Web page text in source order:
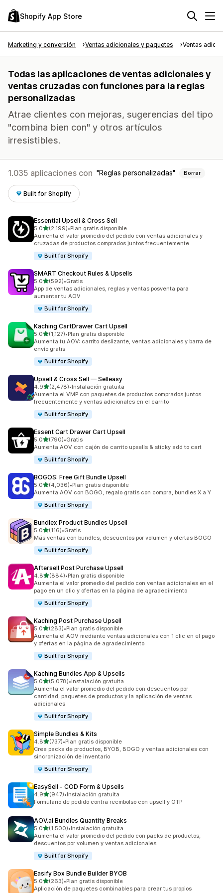
Shopify App Store
Marketing y conversión Ventas adicionales y paquetes Ventas
Todas las aplicaciones de ventas adicionales y
ventas cruzadas con funciones para la reglas
personalizadas
Atrae clientes con mejoras, sugerencias del tipo
"combina bien con" y otros artículos
irresistibles.
1.035 aplicaciones con Reglas personalizadas Borrar
Built for Shopify
Essential Upsell & Cross Sell
5.0de 5 estrellas
(2,199)
2199 reseñas en total
•Plan gratis disponible
Aumenta el valor promedio del pedido con ventas adicionales y
cruzadas de productos comprados juntos frecuentemente
Built for Shopify
SMART Checkout Rules & Upsells
5.0de 5 estrellas
(592)
592 reseñas en total
•Gratis
App de ventas adicionales, reglas y ventas posventa para
aumentar tu AOV
Built for Shopify
Kaching CartDrawer Cart Upsell
5.0de 5 estrellas
(1,127)
1127 reseñas en total
•Plan gratis disponible
Aumenta tu AOV: carrito deslizante, ventas adicionales y barra de
envío gratis
Built for Shopify
Upsell & Cross Sell — Selleasy
4.9de 5 estrellas
(2,478)
2478 reseñas en total
•Instalación gratuita
Aumenta el VMP con paquetes de productos comprados juntos
frecuentemente y ventas adicionales en el carrito
Built for Shopify
Essent Cart Drawer Cart Upsell
5.0de 5 estrellas
(790)
790 reseñas en total
•Gratis
Aumenta AOV con cajón de carrito upsells & sticky add to cart
Built for Shopify
BOGOS: Free Gift Bundle Upsell
5.0de 5 estrellas
(4,036)
4036 reseñas en total
•Plan gratis disponible
Aumenta AOV con BOGO, regalo gratis con compra, bundles X a Y
Built for Shopify
Bundlex Product Bundles Upsell
5.0de 5 estrellas
(116)
116 reseñas en total
•Gratis
Más ventas con bundles, descuentos por volumen y ofertas BOGO
Built for Shopify
Aftersell Post Purchase Upsell
4.8de 5 estrellas
(884)
884 reseñas en total
•Plan gratis disponible
Aumenta el valor promedio del pedido con ventas adicionales en el
pago en un clic y ofertas en la página de agradecimiento
Built for Shopify
Kaching Post Purchase Upsell
5.0de 5 estrellas
(283)
283 reseñas en total
•Plan gratis disponible
Aumenta el AOV mediante ventas adicionales con 1 clic en el pago
y ofertas en la página de agradecimiento
Built for Shopify
Kaching Bundles App & Upsells
5.0de 5 estrellas
(5,078)
5078 reseñas en total
•Instalación gratuita
Aumenta el valor promedio del pedido con descuentos por
cantidad, paquetes de productos y la aplicación de ventas
adicionales
Built for Shopify
Simple Bundles & Kits
4.8de 5 estrellas
(737)
737 reseñas en total
•Plan gratis disponible
Crea packs de productos, BYOB, BOGO y ventas adicionales con
sincronización de inventario
Built for Shopify
EasySell ‑ COD Form & Upsells
4.9de 5 estrellas
(947)
947 reseñas en total
•Instalación gratuita
Formulario de pedido contra reembolso con upsell y OTP
AOV.ai Bundles Quantity Breaks
5.0de 5 estrellas
(1,500)
1500 reseñas en total
•Instalación gratuita
Aumenta el valor promedio del pedido con packs de productos,
descuentos por volumen y ventas adicionales
Built for Shopify
Easify Box Bundle Builder BYOB
5.0de 5 estrellas
(263)
263 reseñas en total
•Plan gratis disponible
Aplicación de paquetes combinables para crear tus propios